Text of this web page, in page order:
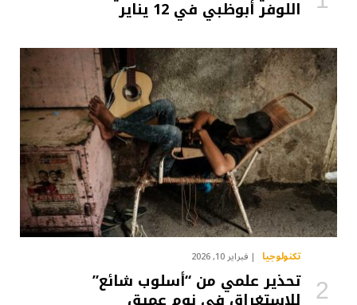
اللوفر أبوظبي في 12 يناير
تكنولوجيا فبراير 10, 2026
تحذير علمي من “أسلوب شائع”